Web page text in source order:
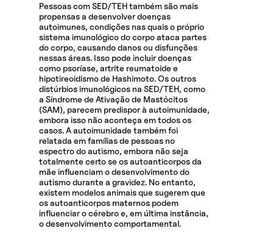
Pessoas com SED/TEH também são mais
propensas a desenvolver doenças
autoimunes, condições nas quais o próprio
sistema imunológico do corpo ataca partes
do corpo, causando danos ou disfunções
nessas áreas. Isso pode incluir doenças
como psoríase, artrite reumatoide e
hipotireoidismo de Hashimoto. Os outros
distúrbios imunológicos na SED/TEH, como
a Síndrome de Ativação de Mastócitos
(SAM), parecem predispor à autoimunidade,
embora isso não aconteça em todos os
casos. A autoimunidade também foi
relatada em famílias de pessoas no
espectro do autismo, embora não seja
totalmente certo se os autoanticorpos da
mãe influenciam o desenvolvimento do
autismo durante a gravidez. No entanto,
existem modelos animais que sugerem que
os autoanticorpos maternos podem
influenciar o cérebro e, em última instância,
o desenvolvimento comportamental.